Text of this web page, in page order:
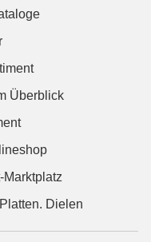
Überblick
Dielen